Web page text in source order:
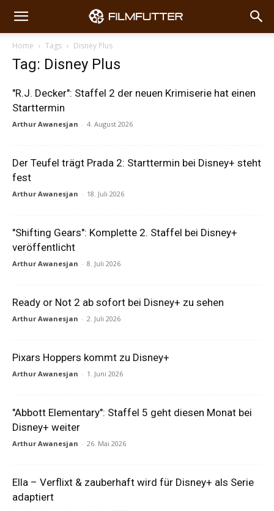
Home Tags Disney Plus
Tag: Disney Plus
"R.J. Decker": Staffel 2 der neuen Krimiserie hat einen
Starttermin
Arthur Awanesjan - 4. August 2026
Der Teufel trägt Prada 2: Starttermin bei Disney+ steht
fest
Arthur Awanesjan - 18. Juli 2026
"Shifting Gears": Komplette 2. Staffel bei Disney+
veröffentlicht
Arthur Awanesjan - 8. Juli 2026
Ready or Not 2 ab sofort bei Disney+ zu sehen
Arthur Awanesjan - 2. Juli 2026
Pixars Hoppers kommt zu Disney+
Arthur Awanesjan - 1. Juni 2026
"Abbott Elementary": Staffel 5 geht diesen Monat bei
Disney+ weiter
Arthur Awanesjan - 26. Mai 2026
Ella – Verflixt & zauberhaft wird für Disney+ als Serie
adaptiert